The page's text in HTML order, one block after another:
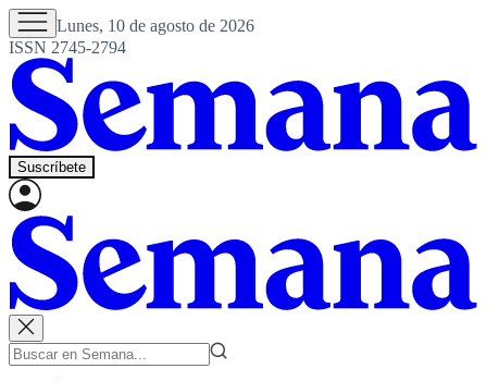
Lunes, 10 de agosto de 2026
ISSN 2745-2794
Suscríbete